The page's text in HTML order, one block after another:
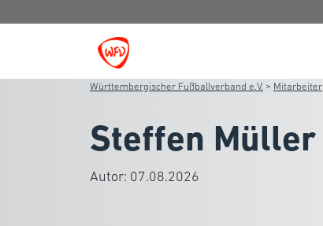
Württembergischer Fußballverband e.V. > Mitarbeiter
Steffen Müller
Autor: 07.08.2026